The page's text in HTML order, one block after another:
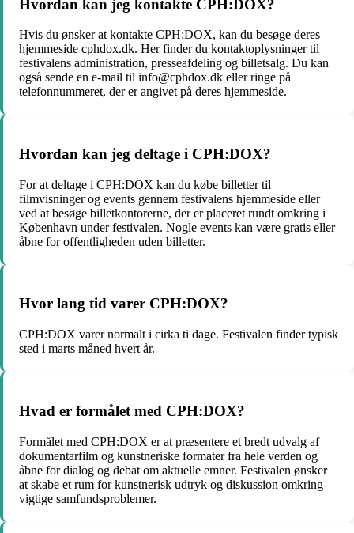
Hvordan kan jeg kontakte CPH:DOX?
Hvis du ønsker at kontakte CPH:DOX, kan du besøge deres
hjemmeside cphdox.dk. Her finder du kontaktoplysninger til
festivalens administration, presseafdeling og billetsalg. Du kan
også sende en e-mail til info@cphdox.dk eller ringe på
telefonnummeret, der er angivet på deres hjemmeside.
Hvordan kan jeg deltage i CPH:DOX?
For at deltage i CPH:DOX kan du købe billetter til
filmvisninger og events gennem festivalens hjemmeside eller
ved at besøge billetkontorerne, der er placeret rundt omkring i
København under festivalen. Nogle events kan være gratis eller
åbne for offentligheden uden billetter.
Hvor lang tid varer CPH:DOX?
CPH:DOX varer normalt i cirka ti dage. Festivalen finder typisk
sted i marts måned hvert år.
Hvad er formålet med CPH:DOX?
Formålet med CPH:DOX er at præsentere et bredt udvalg af
dokumentarfilm og kunstneriske formater fra hele verden og
åbne for dialog og debat om aktuelle emner. Festivalen ønsker
at skabe et rum for kunstnerisk udtryk og diskussion omkring
vigtige samfundsproblemer.